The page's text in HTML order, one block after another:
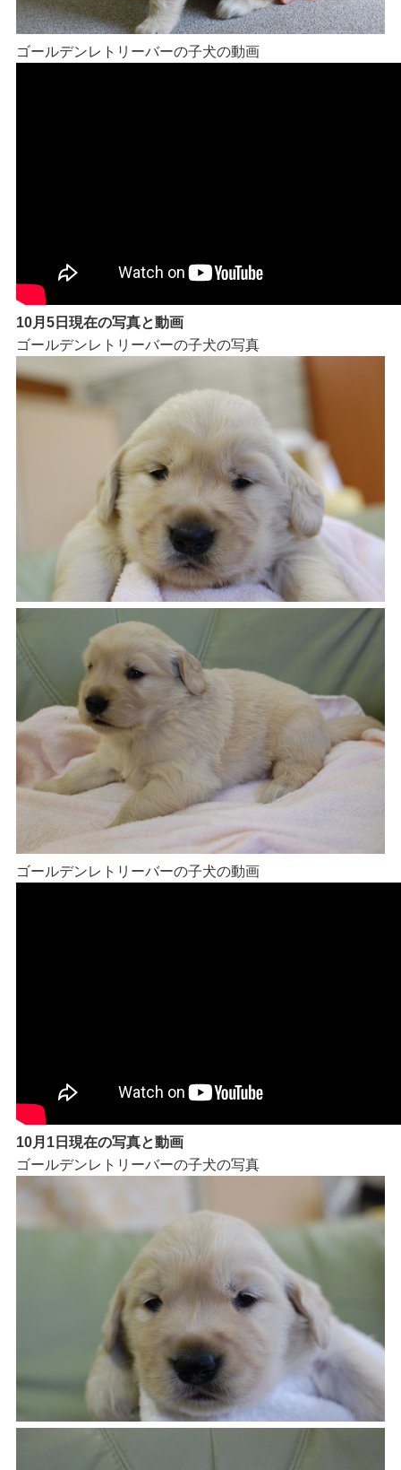
ゴールデンレトリーバーの子犬の動画
10月5日現在の写真と動画
ゴールデンレトリーバーの子犬の写真
ゴールデンレトリーバーの子犬の動画
10月1日現在の写真と動画
ゴールデンレトリーバーの子犬の写真